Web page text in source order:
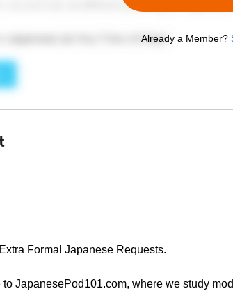
Already a Member?
Formal Japanese Requests.
JapanesePod101.com, where we study